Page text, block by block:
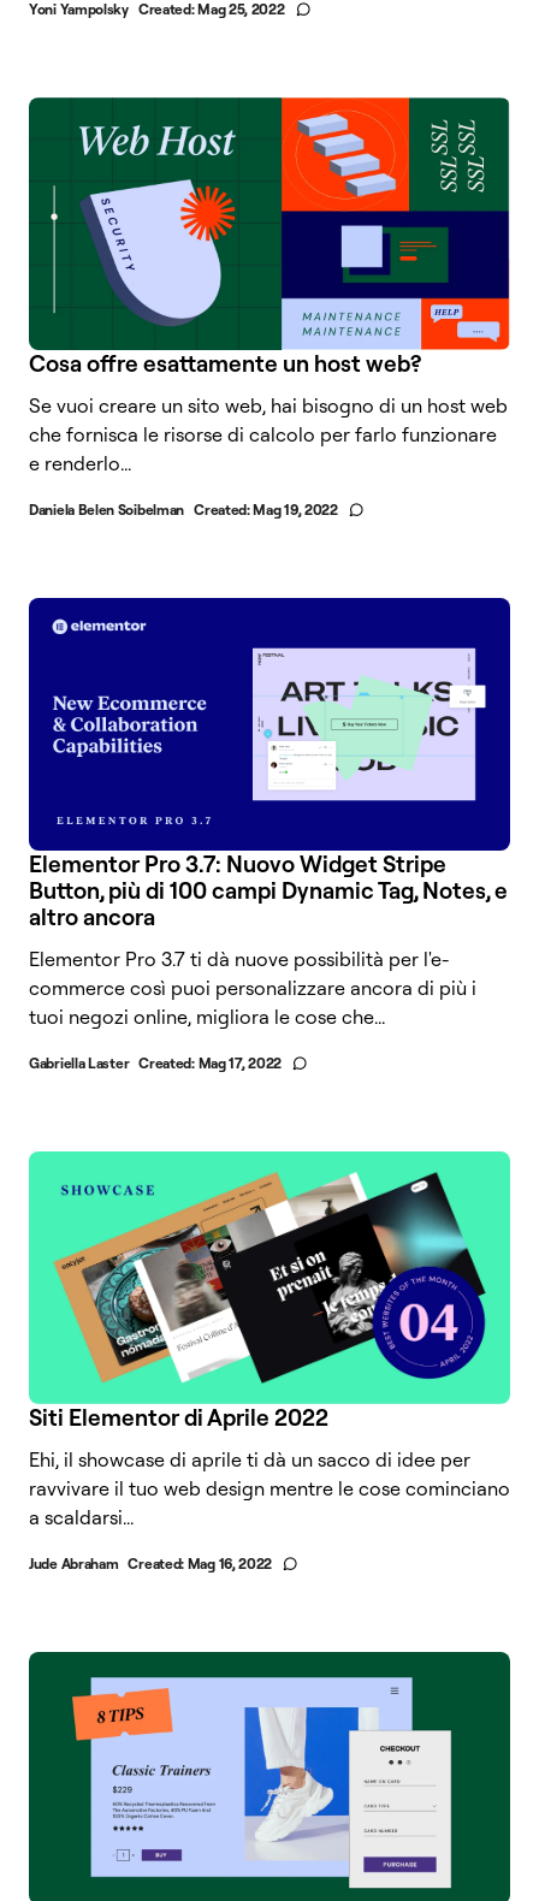
Yoni Yampolsky Created:Mag 25, 2022
Cosa offre esattamente un host web?
Se vuoi creare un sito web, hai bisogno di un host web
che fornisca le risorse di calcolo per farlo funzionare
e renderlo...
Daniela Belen Soibelman Created:Mag 19, 2022
Elementor Pro 3.7: Nuovo Widget Stripe
Button, più di 100 campi Dynamic Tag, Notes, e
altro ancora
Elementor Pro 3.7 ti dà nuove possibilità per l'e-
commerce così puoi personalizzare ancora di più i
tuoi negozi online, migliora le cose che...
Gabriella Laster Created: Mag 17, 2022
Siti Elementor di Aprile 2022
Ehi, il showcase di aprile ti dà un sacco di idee per
ravvivare il tuo web design mentre le cose cominciano
a scaldarsi...
Jude Abraham Created: Mag 16, 2022